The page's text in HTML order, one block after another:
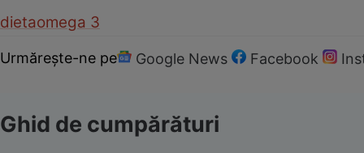
dietaomega 3
Urmărește-ne pe Google News Facebook
Ghid de cumpărături